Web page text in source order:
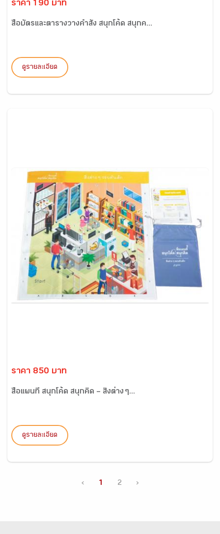
ราคา 190 บาท
สื่อบัตรและตารางวางคำสั่ง สนุกโค้ด สนุกค...
ดูรายละเอียด
ราคา 850 บาท
สื่อแผนที่ สนุกโค้ด สนุกคิด – สิ่งต่าง ๆ...
ดูรายละเอียด
‹ 1 2 ›